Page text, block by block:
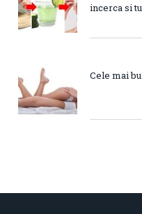
incerca si
Cele mai